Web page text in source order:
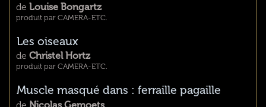
de Louise Bongartz
produit par CAMERA-ETC.
Les oiseaux
de Christel Hortz
produit par CAMERA-ETC.
Muscle masqué dans : ferraille pagaille